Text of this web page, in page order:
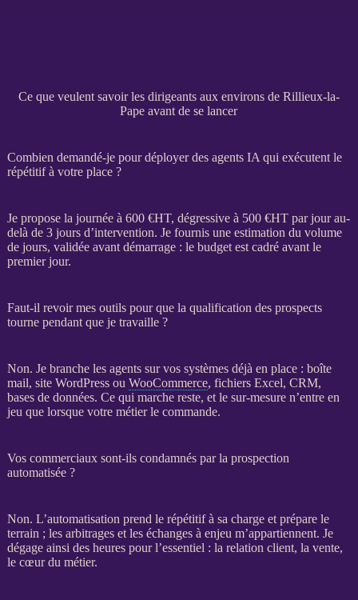
Ce que veulent savoir les dirigeants aux environs de Rillieux-la-
Pape avant de se lancer
Combien demandé-je pour déployer des agents IA qui exécutent le
répétitif à votre place ?
Je propose la journée à 600 €HT, dégressive à 500 €HTpar jour au-
delà de 3 jours d’intervention. Je fournis une estimation du volume
de jours, validée avant démarrage : le budget est cadré avant le
premier jour.
Faut-il revoir mes outils pour que la qualification des prospects
tourne pendant que je travaille ?
Non. Je branche les agentssur vos systèmes déjà en place : boîte
mail, site WordPressou WooCommerce, fichiers Excel, CRM,
bases de données. Ce qui marche reste, et le sur-mesure n’entre en
jeu que lorsque votre métier le commande.
Vos commerciaux sont-ils condamnés par la prospection
automatisée ?
Non. L’automatisation prend le répétitif à sa charge et prépare le
terrain ; les arbitrages et les échanges à enjeu m’appartiennent. Je
dégage ainsi des heures pour l’essentiel : la relation client, la vente,
le cœur du métier.